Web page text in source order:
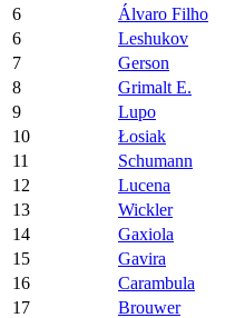
6
Álvaro Filho
6
Leshukov
7
Gerson
8
Grimalt E.
9
Lupo
10
Łosiak
11
Schumann
12
Lucena
13
Wickler
14
Gaxiola
15
Gavira
16
Carambula
17
Brouwer